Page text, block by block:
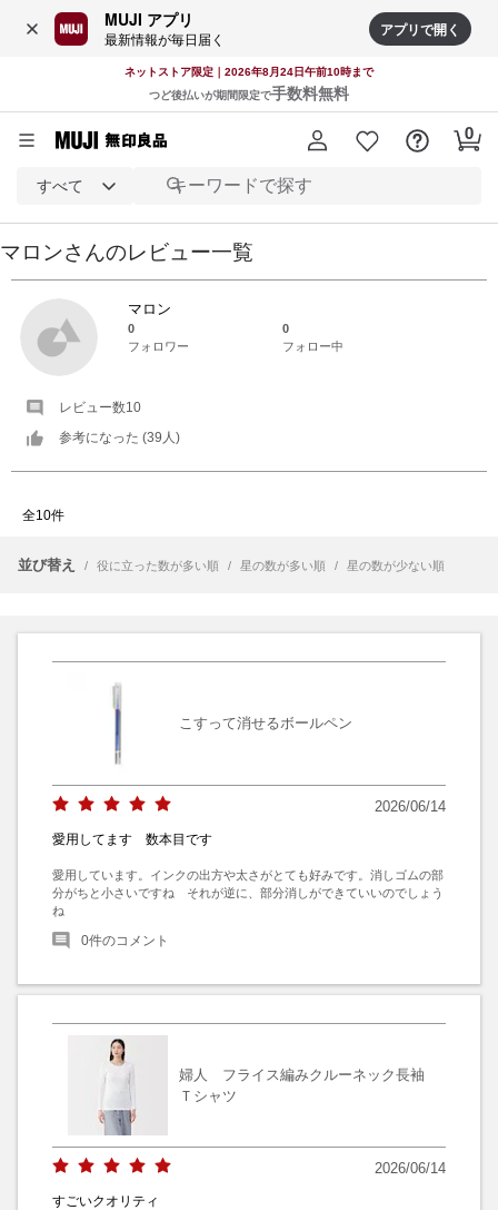
MUJI アプリ
最新情報が毎日届く アプリで開く
ネットストア限定｜2026年8月24日午前10時まで
つど後払いが期間限定で手数料無料
すべて
マロンさんのレビュー一覧
マロン
0
0
フォロワー
フォロー中
レビュー数10
参考になった (39 人)
全10件
並び替え / 役に立った数が多い順 / 星の数が多い順 / 星の数が少ない順
こすって消せるボールペン
2026/06/14
愛用してます 数本目です
愛用しています。インクの出方や太さがとても好みです。消しゴムの部
分がちと小さいですね　それが逆に、部分消しができていいのでしょう
ね
0件のコメント
婦人 フライス編みクルーネック長袖
Ｔシャツ
2026/06/14
すごいクオリティ